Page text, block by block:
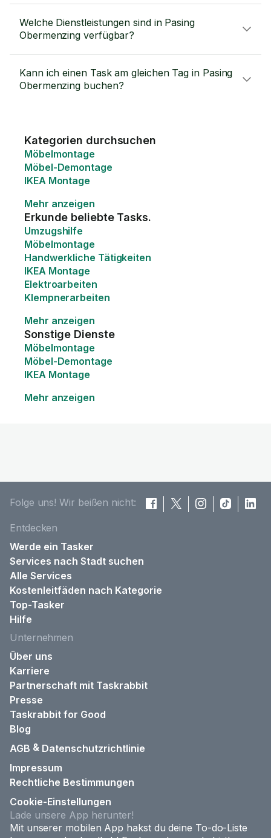
Welche Dienstleistungen sind in Pasing
Obermenzing verfügbar?
Kann ich einen Task am gleichen Tag in Pasing
Obermenzing buchen?
Kategorien durchsuchen
Möbelmontage
Möbel-Demontage
IKEA Montage
Mehr anzeigen
Erkunde beliebte Tasks.
Umzugshilfe
Möbelmontage
Handwerkliche Tätigkeiten
IKEA Montage
Elektroarbeiten
Klempnerarbeiten
Mehr anzeigen
Sonstige Dienste
Möbelmontage
Möbel-Demontage
IKEA Montage
Mehr anzeigen
Folge uns! Wir beißen nicht:
Entdecken
Werde ein Tasker
Services nach Stadt suchen
Alle Services
Kostenleitfäden nach Kategorie
Top-Tasker
Hilfe
Unternehmen
Über uns
Karriere
Partnerschaft mit Taskrabbit
Presse
Taskrabbit for Good
Blog
AGB & Datenschutzrichtlinie
Impressum
Rechtliche Bestimmungen
Cookie-Einstellungen
Lade unsere App herunter!
Mit unserer mobilen App hakst du deine To-do-Liste